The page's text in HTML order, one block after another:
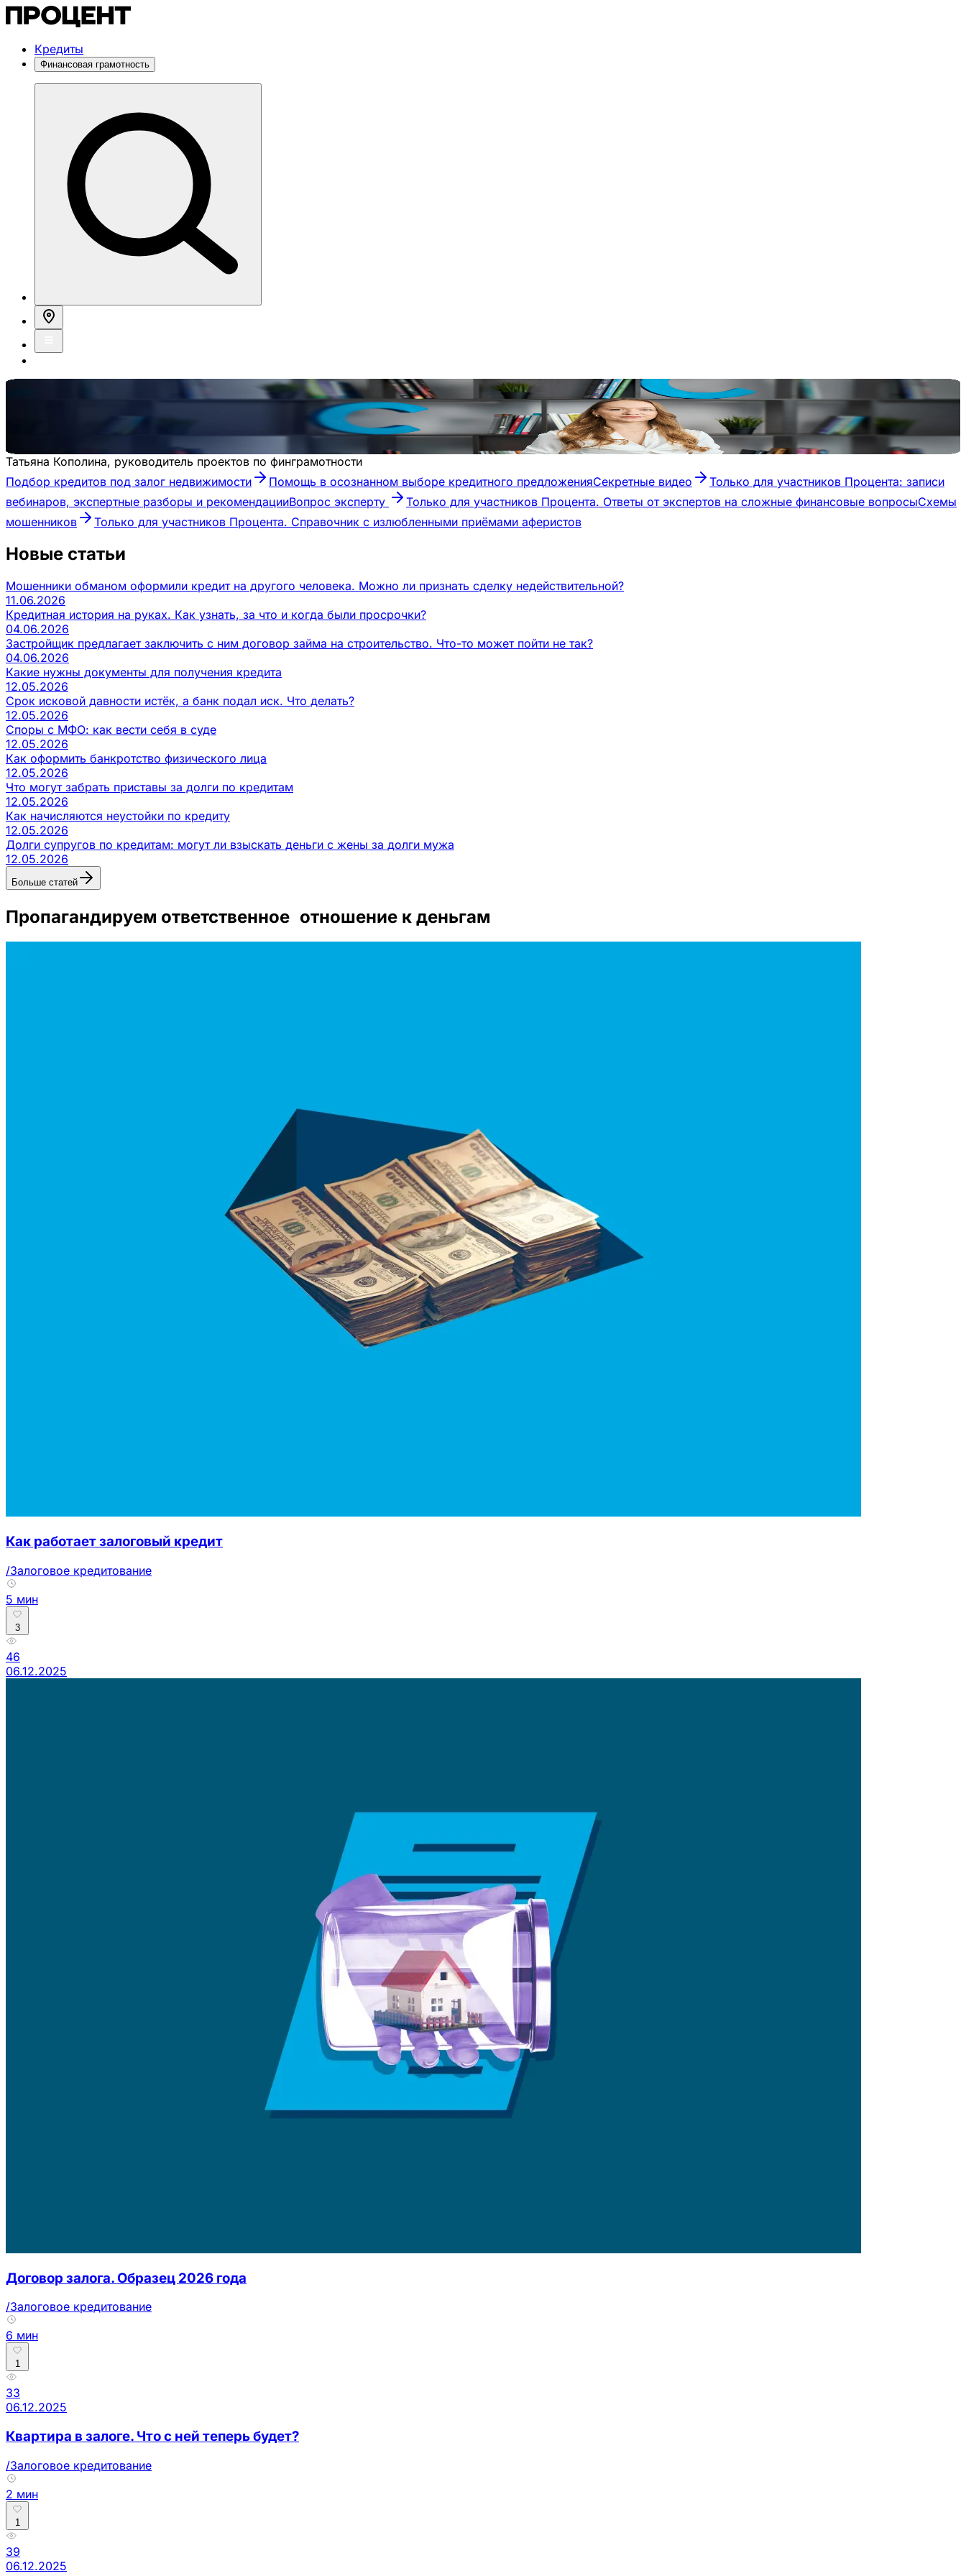
Кредиты
Финансовая грамотность
Для вдумчивых и ответственных людей
Татьяна Кополина, руководитель проектов по финграмотности
Подбор кредитов под залог недвижимости
Помощь в осознанном выборе кредитного предложенияСекретные видео
Только для участников Процента: записи
вебинаров, экспертные разборы и рекомендацииВопрос эксперту Только для участников Процента. Ответы от экспертов на сложные финансовые вопросыСхемы
мошенников
Только для участников Процента. Справочник с излюбленными приёмами аферистов
Новые статьи
Мошенники обманом оформили кредит на другого человека. Можно ли признать сделку недействительной?
11.06.2026
Кредитная история на руках. Как узнать, за что и когда были просрочки?
04.06.2026
Застройщик предлагает заключить с ним договор займа на строительство. Что-то может пойти не так?
04.06.2026
Какие нужны документы для получения кредита
12.05.2026
Срок исковой давности истёк, а банк подал иск. Что делать?
12.05.2026
Споры с МФО: как вести себя в суде
12.05.2026
Как оформить банкротство физического лица
12.05.2026
Что могут забрать приставы за долги по кредитам
12.05.2026
Как начисляются неустойки по кредиту
12.05.2026
Долги супругов по кредитам: могут ли взыскать деньги с жены за долги мужа
12.05.2026
Больше статей
Пропагандируем ответственное отношение к деньгам
Как работает залоговый кредит
/Залоговое кредитование
5 мин
3
46
06.12.2025
Договор залога. Образец 2026 года
/Залоговое кредитование
6 мин
1
33
06.12.2025
Квартира в залоге. Что с ней теперь будет?
/Залоговое кредитование
2 мин
1
39
06.12.2025